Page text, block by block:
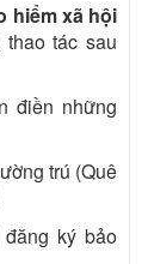
hiểm xã hội
tác sau
điền những
trú (Quê
ký bảo